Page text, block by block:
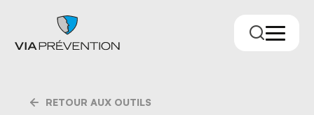
RETOUR AUX OUTILS